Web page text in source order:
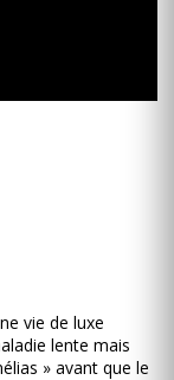
vie de luxe
lente mais
» avant que le